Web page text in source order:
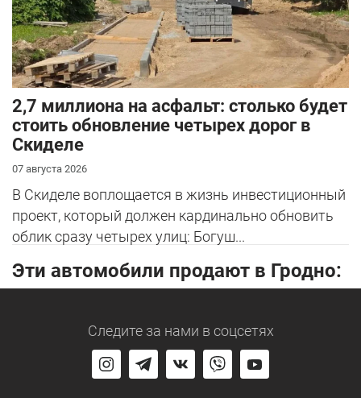
2,7 миллиона на асфальт: столько будет
стоить обновление четырех дорог в
Скиделе
07 августа 2026
В Скиделе воплощается в жизнь инвестиционный
проект, который должен кардинально обновить
облик сразу четырех улиц: Богуш...
Эти автомобили продают в Гродно:
Следите за нами в соцсетях